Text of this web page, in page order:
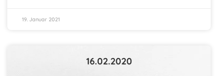
19. Januar 2021